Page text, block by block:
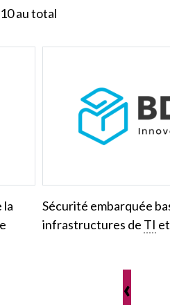
10au total
la
Sécurité embarquée
infrastructures de TI
‹